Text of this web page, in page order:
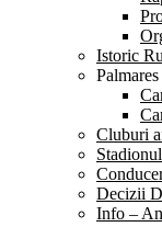
Istoric
Cluburi
Decizii
Info –